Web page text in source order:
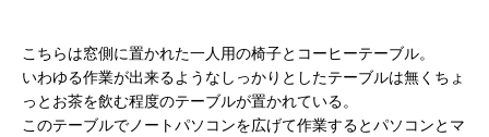
こちらは窓側に置かれた一人用の椅子とコーヒーテーブル。
いわゆる作業が出来るようなしっかりとしたテーブルは無くちょ
っとお茶を飲む程度のテーブルが置かれている。
このテーブルでノートパソコンを広げて作業するとパソコンとマ